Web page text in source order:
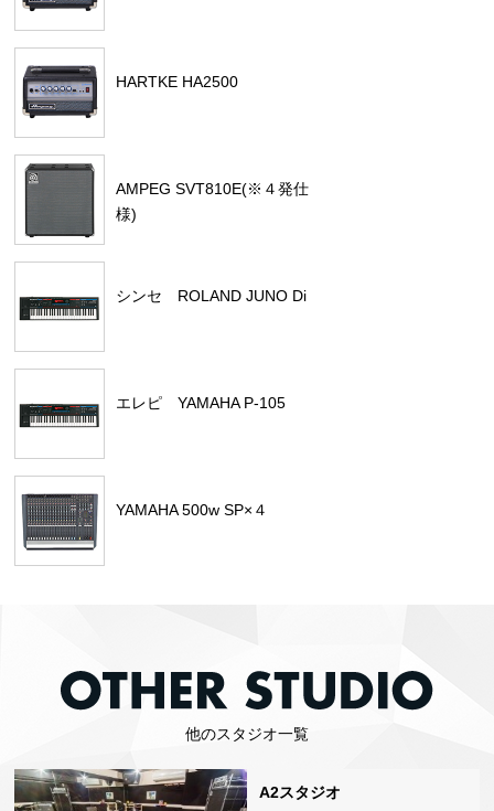
HARTKE HA2500
AMPEG SVT810E(※４発仕
様)
シンセ ROLAND JUNO Di
エレピ YAMAHA P-105
YAMAHA 500w SP×４
他のスタジオ一覧
A2スタジオ